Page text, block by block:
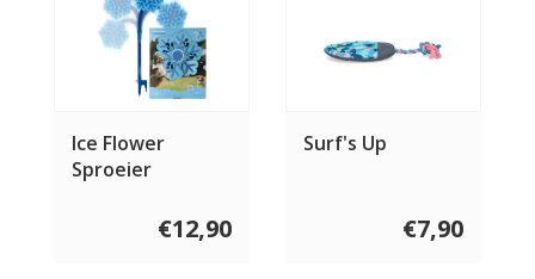
Ice Flower
Sproeier
€12,90
Surf's Up
€7,90